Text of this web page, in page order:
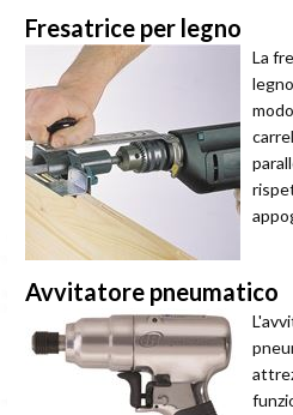
Fresatrice per legno
La
Avvitatore pneumatico